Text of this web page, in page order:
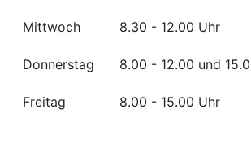
Mittwoch 8.30 - 12.00 Uhr
Donnerstag 8.00 - 12.00 und
Freitag 8.00 - 15.00 Uhr